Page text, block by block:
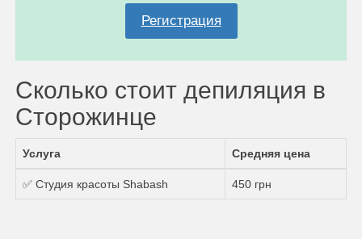
Регистрация
Сколько стоит депиляция в
Сторожинце
Услуга Средняя цена
✅ Студия красоты Shabash 450 грн